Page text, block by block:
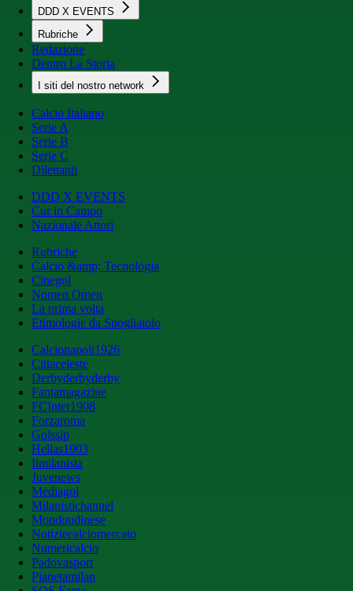
DDD X EVENTS
Rubriche
Redazione
Dentro La Storia
I siti del nostro network
Calcio Italiano
Serie A
Serie B
Serie C
Dilettanti
DDD X EVENTS
Cur in Campo
Nazionale Attori
Rubriche
Calcio &amp; Tecnologia
Cinegol
Nomen Omen
La prima volta
Etimologie da Spogliatoio
Calcionapoli1926
Cittaceleste
Derbyderbyderby
Fantamagazine
FCInter1908
Forzaroma
Golssip
Hellas1903
Ilmilanista
Juvenews
Mediagol
Milanistichannel
Mondoudinese
Notiziecalciomercato
Numericalcio
Padovasport
Pianetamilan